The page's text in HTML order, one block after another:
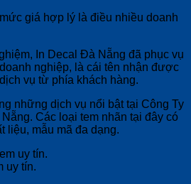
giá hợp lý là điều nhiều doanh
In Decal Đà Nẵng đã phục vụ
nghiệp, là cái tên nhận được
vụ từ phía khách hàng.
những dịch vụ nổi bật tại Công Ty
Các loại tem nhãn tại đây có
liệu, mẫu mã đa dạng.
uy tín.